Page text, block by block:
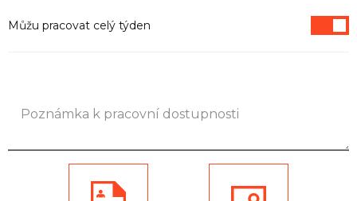
Můžu pracovat celý týden